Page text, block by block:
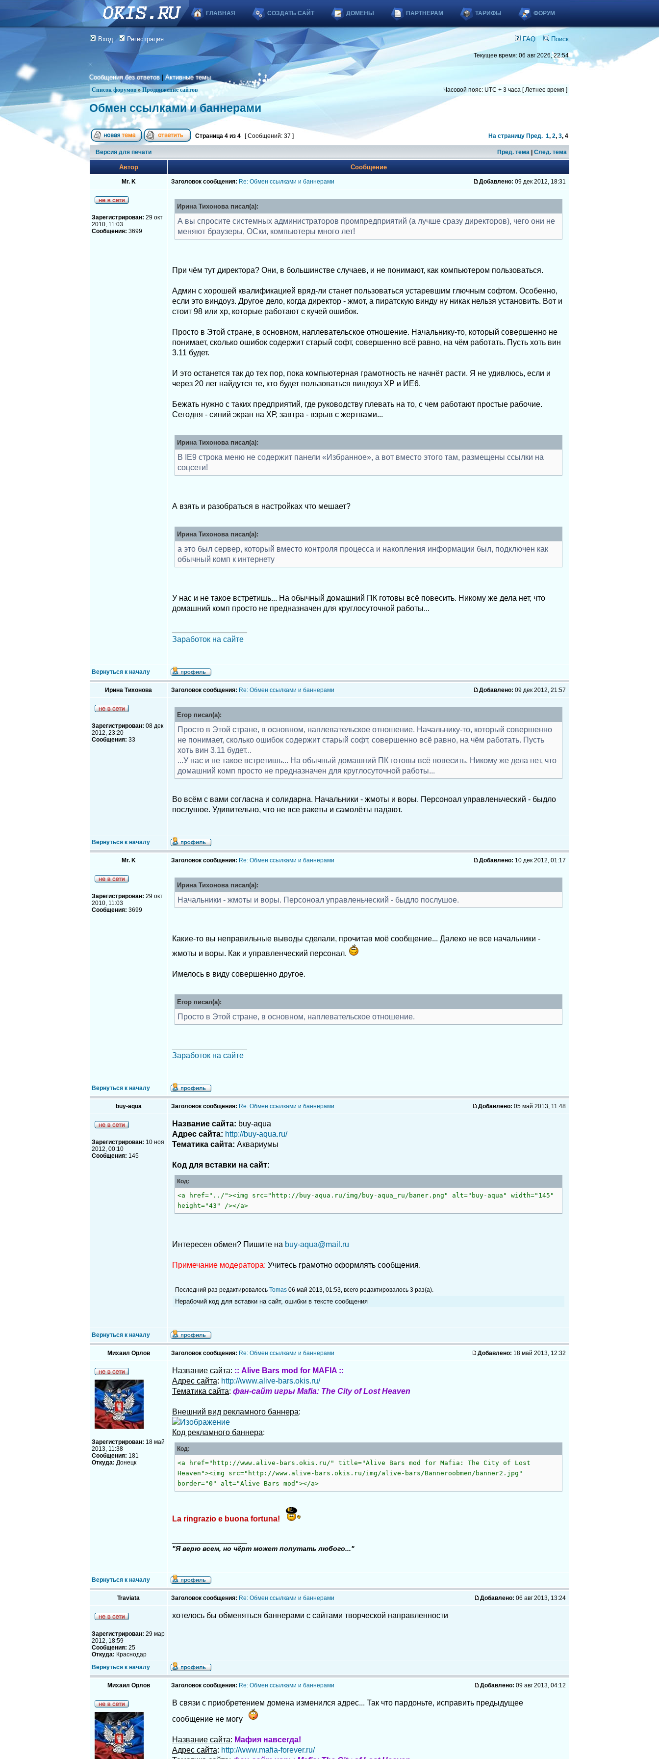
ГЛАВНАЯ СОЗДАТЬ САЙТ ДОМЕНЫ ПАРТНЕРАМ ТАРИФЫ ФОРУМ
Вход Регистрация FAQ Поиск
Текущее время: 06 авг 2026, 22:54
Сообщения без ответов |Активные темы
Список форумов » Продвижение сайтов Часовой пояс: UTC + 3 часа [ Летнее время ]
Обмен ссылками и баннерами
Страница 4 из 4 [ Сообщений: 37 ] На страницу Пред. 1, 2, 3, 4
Версия для печати Пред. тема След. тема
Автор Сообщение
Mr. K Заголовок сообщения: Re: Обмен ссылками и баннерами Добавлено: 09 дек 2012, 18:31
Зарегистрирован: 29 окт
2010, 11:03
Сообщения: 3699
Ирина Тихонова писал(а):
А вы спросите системных администраторов промпредприятий (а лучше сразу директоров), чего они не
меняют браузеры, ОСки, компьютеры много лет!
При чём тут директора? Они, в большинстве случаев, и не понимают, как компьютером пользоваться.
Админ с хорошей квалификацией вряд-ли станет пользоваться устаревшим глючным софтом. Особенно,
если это виндоуз. Другое дело, когда директор - жмот, а пиратскую винду ну никак нельзя установить. Вот и
стоит 98 или хр, которые работают с кучей ошибок.
Просто в Этой стране, в основном, наплевательское отношение. Начальнику-то, который совершенно не
понимает, сколько ошибок содержит старый софт, совершенно всё равно, на чём работать. Пусть хоть вин
3.11 будет.
И это останется так до тех пор, пока компьютерная грамотность не начнёт расти. Я не удивлюсь, если и
через 20 лет найдутся те, кто будет пользоваться виндоуз ХР и ИЕ6.
Бежать нужно с таких предприятий, где руководству плевать на то, с чем работают простые рабочие.
Сегодня - синий экран на ХР, завтра - взрыв с жертвами...
Ирина Тихонова писал(а):
В IE9 строка меню не содержит панели «Избранное», а вот вместо этого там, размещены ссылки на
соцсети!
А взять и разобраться в настройках что мешает?
Ирина Тихонова писал(а):
а это был сервер, который вместо контроля процесса и накопления информации был, подключен как
обычный комп к интернету
У нас и не такое встретишь... На обычный домашний ПК готовы всё повесить. Никому же дела нет, что
домашний комп просто не предназначен для круглосуточной работы...
Заработок на сайте
Вернуться к началу
Ирина Тихонова Заголовок сообщения: Re: Обмен ссылками и баннерами Добавлено: 09 дек 2012, 21:57
Зарегистрирован: 08 дек
2012, 23:20
Сообщения: 33
Егор писал(а):
Просто в Этой стране, в основном, наплевательское отношение. Начальнику-то, который совершенно
не понимает, сколько ошибок содержит старый софт, совершенно всё равно, на чём работать. Пусть
хоть вин 3.11 будет...
...У нас и не такое встретишь... На обычный домашний ПК готовы всё повесить. Никому же дела нет, что
домашний комп просто не предназначен для круглосуточной работы...
Во всём с вами согласна и солидарна. Начальники - жмоты и воры. Персоноал управленьческий - быдло
послушое. Удивительно, что не все ракеты и самолёты падают.
Вернуться к началу
Mr. K Заголовок сообщения: Re: Обмен ссылками и баннерами Добавлено: 10 дек 2012, 01:17
Зарегистрирован: 29 окт
2010, 11:03
Сообщения: 3699
Ирина Тихонова писал(а):
Начальники - жмоты и воры. Персоноал управленьческий - быдло послушое.
Какие-то вы неправильные выводы сделали, прочитав моё сообщение... Далеко не все начальники -
жмоты и воры. Как и управленческий персонал.
Имелось в виду совершенно другое.
Егор писал(а):
Просто в Этой стране, в основном, наплевательское отношение.
Заработок на сайте
Вернуться к началу
buy-aqua Заголовок сообщения: Re: Обмен ссылками и баннерами Добавлено: 05 май 2013, 11:48
Зарегистрирован: 10 ноя
2012, 00:10
Сообщения: 145
Название сайта: buy-aqua
Адрес сайта: http://buy-aqua.ru/
Тематика сайта: Аквариумы
Код для вставки на сайт:
Код:
<a href="../"><img src="http://buy-aqua.ru/img/buy-aqua_ru/baner.png" alt="buy-aqua" width="145"
height="43" /></a>
Интересен обмен? Пишите на buy-aqua@mail.ru
Примечание модератора: Учитесь грамотно оформлять сообщения.
Последний раз редактировалось Tomas 06 май 2013, 01:53, всего редактировалось 3 раз(а).
Нерабочий код для вставки на сайт, ошибки в тексте сообщения
Вернуться к началу
Михаил Орлов Заголовок сообщения: Re: Обмен ссылками и баннерами Добавлено: 18 май 2013, 12:32
Зарегистрирован: 18 май
2013, 11:38
Сообщения: 181
Откуда: Донецк
Название сайта: :: Alive Bars mod for MAFIA ::
Адрес сайта: http://www.alive-bars.okis.ru/
Тематика сайта: фан-сайт игры Mafia: The City of Lost Heaven
Внешний вид рекламного баннера:
Код рекламного баннера:
Код:
<a href="http://www.alive-bars.okis.ru/" title="Alive Bars mod for Mafia: The City of Lost
Heaven"><img src="http://www.alive-bars.okis.ru/img/alive-bars/Banneroobmen/banner2.jpg"
border="0" alt="Alive Bars mod"></a>
La ringrazio e buona fortuna!
"Я верю всем, но чёрт может попутать любого..."
Вернуться к началу
Traviata Заголовок сообщения: Re: Обмен ссылками и баннерами Добавлено: 06 авг 2013, 13:24
Зарегистрирован: 29 мар
2012, 18:59
Сообщения: 25
Откуда: Краснодар
хотелось бы обменяться баннерами с сайтами творческой направленности
Вернуться к началу
Михаил Орлов Заголовок сообщения: Re: Обмен ссылками и баннерами Добавлено: 09 авг 2013, 04:12
В связи с приобретением домена изменился адрес... Так что пардоньте, исправить предыдущее
сообщение не могу
Название сайта: Мафия навсегда!
Адрес сайта: http://www.mafia-forever.ru/